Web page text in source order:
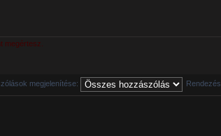
megértesz.
megjelenítése: Rendezés